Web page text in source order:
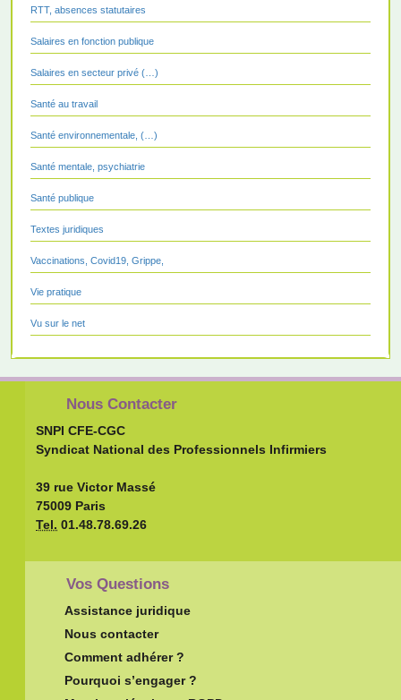
RTT, absences statutaires
Salaires en fonction publique
Salaires en secteur privé (…)
Santé au travail
Santé environnementale, (…)
Santé mentale, psychiatrie
Santé publique
Textes juridiques
Vaccinations, Covid19, Grippe,
Vie pratique
Vu sur le net
Nous Contacter
SNPI CFE-CGC
Syndicat National des Professionnels Infirmiers
39 rue Victor Massé
75009 Paris
Tel. 01.48.78.69.26
Vos Questions
Assistance juridique
Nous contacter
Comment adhérer ?
Pourquoi s’engager ?